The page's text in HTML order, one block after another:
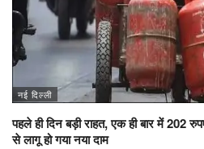
नई दिल्ली
पहले ही दिन बड़ी राहत, एक ही बार में
से लागू हो गया नया दाम